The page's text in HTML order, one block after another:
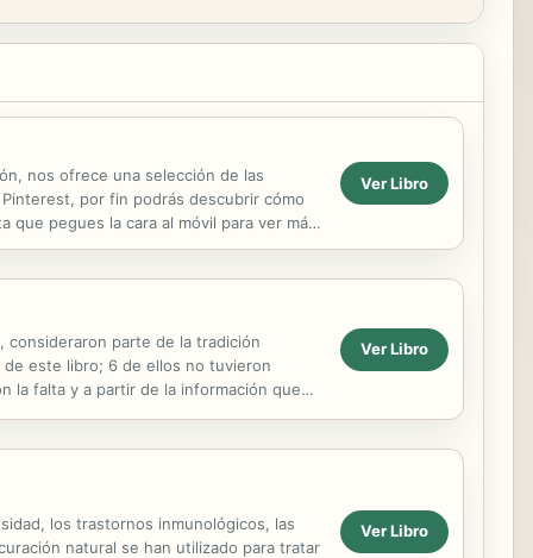
nos ofrece una selección de las
por fin podrás descubrir cómo
que pegues la cara al móvil para ver más
Ver Libro
parte de la tradición
de este libro; 6 de ellos no tuvieron
la falta y a partir de la información que
Ver Libro
los trastornos inmunológicos, las
natural se han utilizado para tratar
Ver Libro